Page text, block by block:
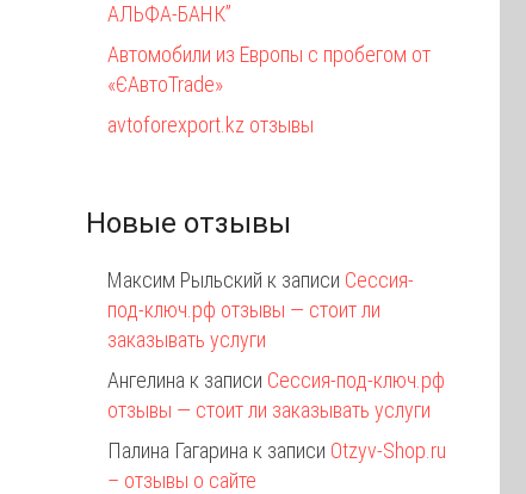
АЛЬФА-БАНК”
Автомобили из Европы с пробегом от
«ЄАвтоTrаde»
avtoforexport.kz отзывы
Новые отзывы
Максим Рыльский к записи Сессия-
под-ключ.рф отзывы — стоит ли
заказывать услуги
Ангелина к записи Сессия-под-ключ.рф
отзывы — стоит ли заказывать услуги
Палина Гагарина к записи Otzyv-Shop.ru
– отзывы о сайте